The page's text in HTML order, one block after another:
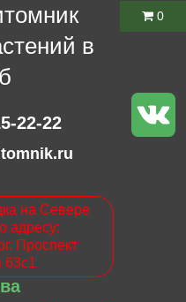
в
22-22
на Севере
адресу:
Проспект
63с1
0